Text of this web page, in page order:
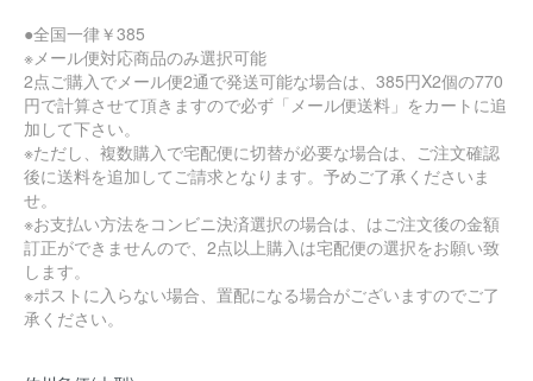
●全国一律￥385
※メール便対応商品のみ選択可能
2点ご購入でメール便2通で発送可能な場合は、385円X2個の770
円で計算させて頂きますので必ず「メール便送料」をカートに追
加して下さい。
※ただし、複数購入で宅配便に切替が必要な場合は、ご注文確認
後に送料を追加してご請求となります。予めご了承くださいま
せ。
※お支払い方法をコンビニ決済選択の場合は、はご注文後の金額
訂正ができませんので、2点以上購入は宅配便の選択をお願い致
します。
※ポストに入らない場合、置配になる場合がございますのでご了
承ください。